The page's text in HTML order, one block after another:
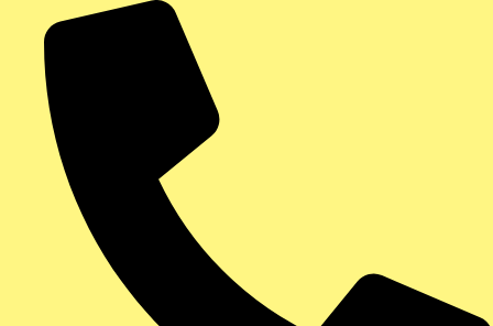
contenu